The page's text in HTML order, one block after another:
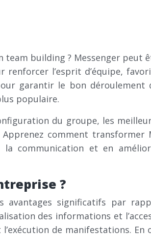
building ? Messenger peut
renforcer l’esprit d’équipe,
garantir le bon déroulement
populaire.
du groupe, les
comment transformer
communication et en
?
avantages significatifs par
des informations et
de manifestations. En